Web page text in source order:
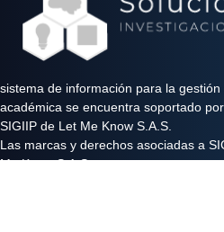
sistema de información para la
académica se encuentra soportado
SIGIIP de Let Me Know S.A.S.
Las marcas y derechos asociadas a
Me Know S.A.S y se encuentran